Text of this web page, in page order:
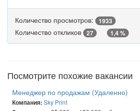
Количество просмотров: 1933
Количество откликов 27 1,4 %
Посмотрите похожие вакансии
Менеджер по продажам (Удаленно)
Компания: Sky Print